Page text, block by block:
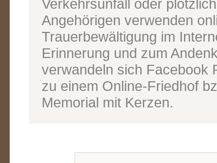
Verkehrsunfall oder
Angehörigen verwenden
Trauerbewältigung im
Erinnerung und zum
verwandeln sich Facebook
zu einem Online-Friedhof
Memorial mit Kerzen.